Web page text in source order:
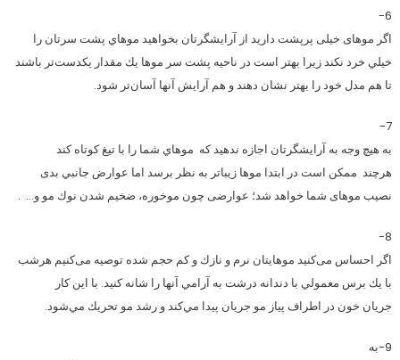
6-
اگر موهای خیلی پرپشت داريد از آرایشگرتان بخواهید موهاي پشت سرتان را
خيلي خرد نکند زيرا بهتر است در ناحيه پشت سر موها يك مقدار يكدست‌تر باشند
تا هم مدل خود را بهتر نشان دهند و هم آرایش آنها آسان‌تر شود.
7-
به هیچ وجه به آرایشگرتان اجازه ندهید که موهاي شما را با تيغ كوتاه کند
هرچند ممكن است در ابتدا موها زيباتر به نظر برسد اما عوارض جانبي بدی
نصيب موهای شما خواهد شد؛ عوارضی چون موخوره، ضخيم شدن نوك مو و… .
8-
اگر احساس می‌کنید موهايتان نرم و نازك و كم حجم شده توصیه می‌کنیم هرشب
با يك برس معمولي با دندانه درشت به آرامي آنها را شانه كنيد. با اين كار
جريان خون در اطراف پياز مو جريان پيدا مي‌كند و رشد مو تحريك مي‌شود.
9-به